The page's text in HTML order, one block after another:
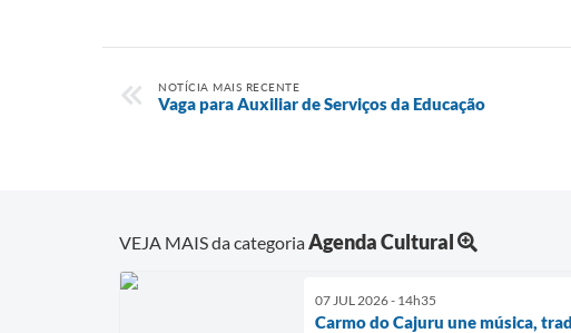
NOTÍCIA MAIS RECENTE
Vaga para Auxiliar de Serviços da Educação
VEJA MAIS da categoriaAgenda Cultural
07 JUL 2026 - 14h35
Carmo do Cajuru une música,